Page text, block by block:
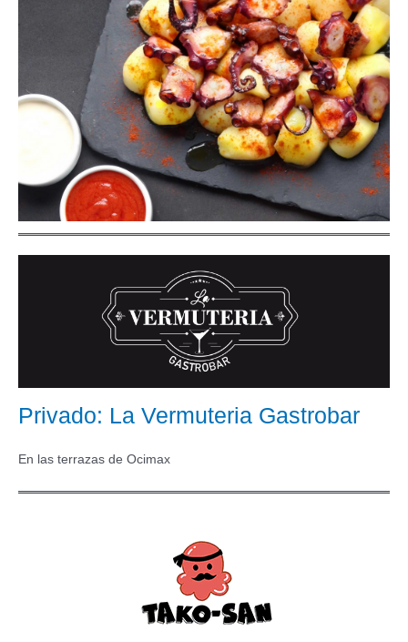
Privado: La Vermuteria Gastrobar
En las terrazas de Ocimax